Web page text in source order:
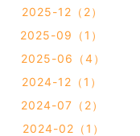
2025-12（2）
2025-09（1）
2025-06（4）
2024-12（1）
2024-07（2）
2024-02（1）